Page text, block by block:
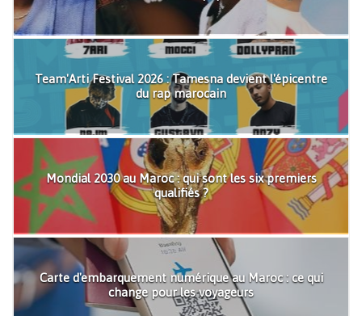
Team'Arti Festival 2026 : Tamesna devient l'épicentre
du rap marocain
Mondial 2030 au Maroc : qui sont les six premiers
qualifiés ?
Carte d'embarquement numérique au Maroc : ce qui
change pour les voyageurs